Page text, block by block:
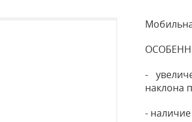
-
наклона
-